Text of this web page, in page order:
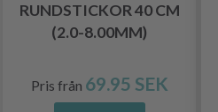
RUNDSTICKOR 40 CM
(2.0-8.00MM)
Pris från 69.95 SEK